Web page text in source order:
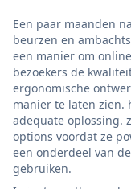
Een paar maanden
beurzen en
een manier om
bezoekers de
ergonomische
manier te laten zien.
adequate oplossing.
options voordat ze
een onderdeel van
gebruiken.